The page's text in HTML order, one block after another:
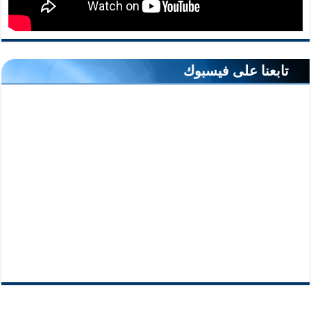
تابعنا على فيسبوك